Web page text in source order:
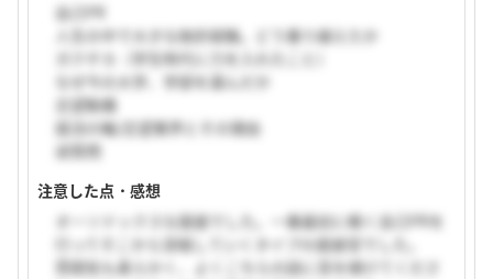
自己PR
人生の中で大きな挫折経験。どう乗り越えたか
ガクチカ（学生時代に力を入れたこと）
なぜ今の大学、学部を選んだか
志望動機
就活の軸/志望業界とその理由
逆質問
注意した点・感想
オーソドックスな面接でした。一番最初に軽く自己PRを
行ってそこから深堀していくタイプの面接官でした。
雰囲気も柔らかく、よくこちらの話に耳を傾けてくださ